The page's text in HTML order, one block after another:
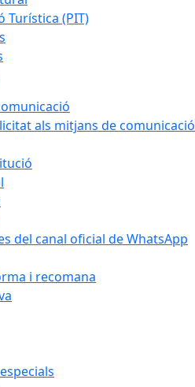
Turística (PIT)
als mitjans de comunicació
del canal oficial de WhatsApp
i recomana